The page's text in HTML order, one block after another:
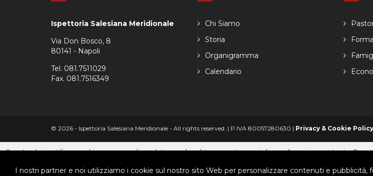
I nostri partner e noi utilizziamo i cookie sul nostro sito Web per personalizzare contenuti e pubblicità,
Ispettoria Salesiana Meridionale
Via Don Bosco, 8
80141 - Napoli
Tel. 081.7511029
Fax. 081.7516349
Chi Siamo
Storia
Organigramma
Calendario
© 2026 - Ispettoria Salesiana Meridionale - All rights reserved. | P.IVA 80057280630 | Privacy & Cookie Policy
Questo plugin utilizza cookie per raccogliere dati e cookie di terze parti per migliorare l'esperienza utente. Per
Clicca qui per modificare le preferenze sulla Cookie Policy